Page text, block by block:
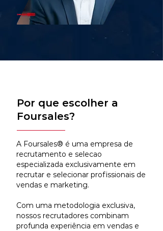
Por que escolher a
Foursales?
A Foursales® é uma empresa de
recrutamento e selecao
especializada exclusivamente em
recrutar e selecionar profissionais de
vendas e marketing.
Com uma metodologia exclusiva,
nossos recrutadores combinam
profunda experiência em vendas e